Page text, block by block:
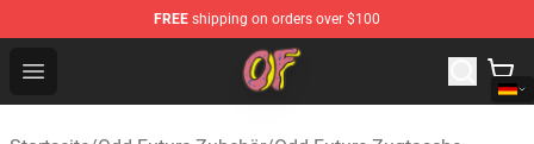
FREE shipping on orders over $100
Open menu
Odd Future Shop - Official Odd Future Merchandise Store